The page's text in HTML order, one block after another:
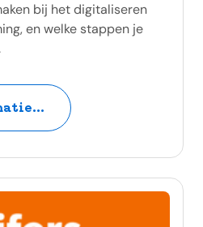
bij het digitaliseren
en welke stappen je